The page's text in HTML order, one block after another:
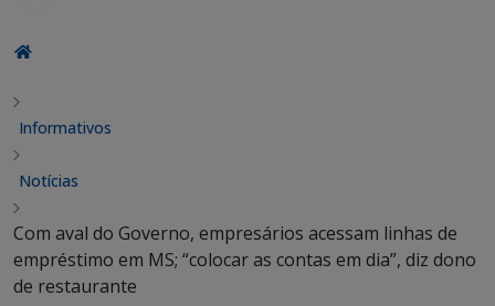
Informativos
Notícias
Com aval do Governo, empresários acessam linhas de
empréstimo em MS; “colocar as contas em dia”, diz dono
de restaurante